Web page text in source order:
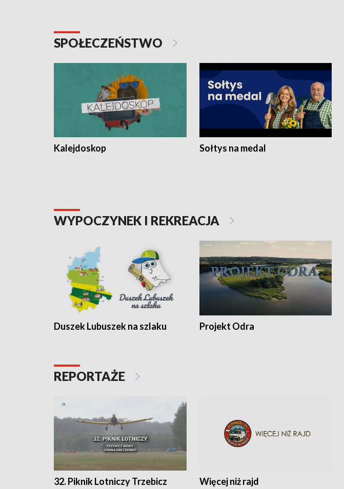
SPOŁECZEŃSTWO
Kalejdoskop Sołtys na medal
WYPOCZYNEK I REKREACJA
Duszek Lubuszek na szlaku Projekt Odra
REPORTAŻE
32. Piknik Lotniczy Trzebicz
Więcej niż rajd